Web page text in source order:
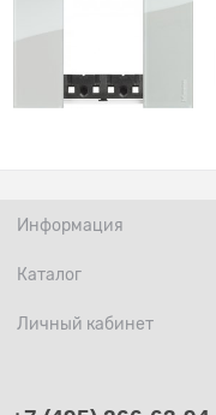
Информация
Каталог
Личный кабинет